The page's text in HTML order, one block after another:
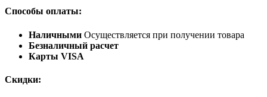
Способы оплаты:
Наличными Осуществляется при получении товара
Безналичный расчет
Карты VISA
Скидки: